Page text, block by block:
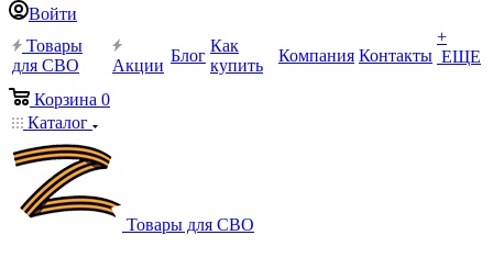
Войти
Товары
для СВО
Акции
Блог
Как
купить
Компания Контакты
+
ЕЩЕ
Корзина 0
Каталог
Товары для СВО